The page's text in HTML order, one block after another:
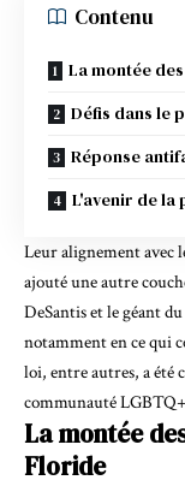
Contenu
La montée
Défis dans le
Réponse
L'avenir de la
Leur alignement avec
ajouté une autre
DeSantis et le géant
notamment en ce qui
loi, entre autres, a été
communauté
La montée
Floride